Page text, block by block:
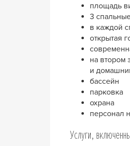
площадь
3
в каждой
открытая
на втором
и
бассейн
парковка
охрана
персонал
Услуги,